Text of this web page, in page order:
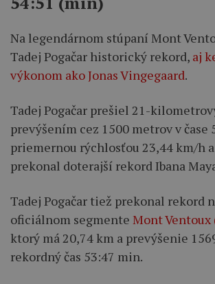
Na legendárnom stúpaní Mont
Tadej Pogačar historický rekord, aj
výkonom ako Jonas Vingegaard.
Tadej Pogačar prešiel 21-
prevýšením cez 1500 metrov v čase
priemernou rýchlosťou 23,44 km/h
prekonal doterajší rekord Ibana
Tadej Pogačar tiež prekonal rekord
oficiálnom segmente Mont Ventoux
ktorý má 20,74 km a prevýšenie
rekordný čas 53:47 min.